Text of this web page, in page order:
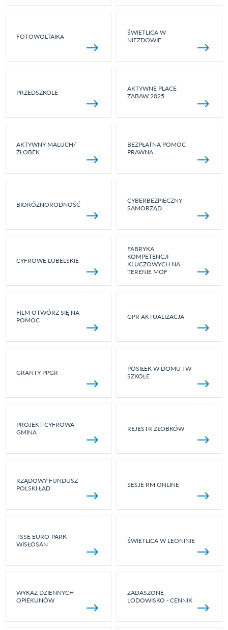
FOTOWOLTAIKA
ŚWIETLICA W
NIEZDOWIE
PRZEDSZKOLE
AKTYWNE PLACE
ZABAW 2025
AKTYWNY MALUCH/
ŻŁOBEK
BEZPŁATNA POMOC
PRAWNA
BIORÓŻNORODNOŚĆ
CYBERBEZPIECZNY
SAMORZĄD
CYFROWE LUBELSKIE
FABRYKA
KOMPETENCJI
KLUCZOWYCH NA
TERENIE MOF
FILM OTWÓRZ SIĘ NA
POMOC
GPR AKTUALIZACJA
GRANTY PPGR
POSIŁEK W DOMU I W
SZKOLE
PROJEKT CYFROWA
GMINA
REJESTR ŻŁOBKÓW
RZĄDOWY FUNDUSZ
POLSKI ŁAD
SESJE RM ONLINE
TSSE EURO-PARK
WISŁOSAN
ŚWIETLICA W LEONINIE
WYKAZ DZIENNYCH
OPIEKUNÓW
ZADASZONE
LODOWISKO - CENNIK